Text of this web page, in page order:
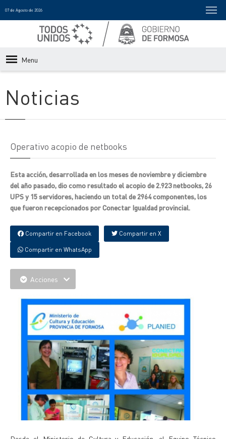
07 de Agosto de 2026
Menu
Noticias
Operativo acopio de netbooks
Esta acción, desarrollada en los meses de noviembre y diciembre
del año pasado, dio como resultado el acopio de 2.923 netbooks, 26
UPS y 15 servidores, haciendo un total de 2964 componentes, los
que fueron recepcionados por Conectar Igualdad provincial.
Compartir en Facebook Compartir en X
Compartir en WhatsApp
Acciones